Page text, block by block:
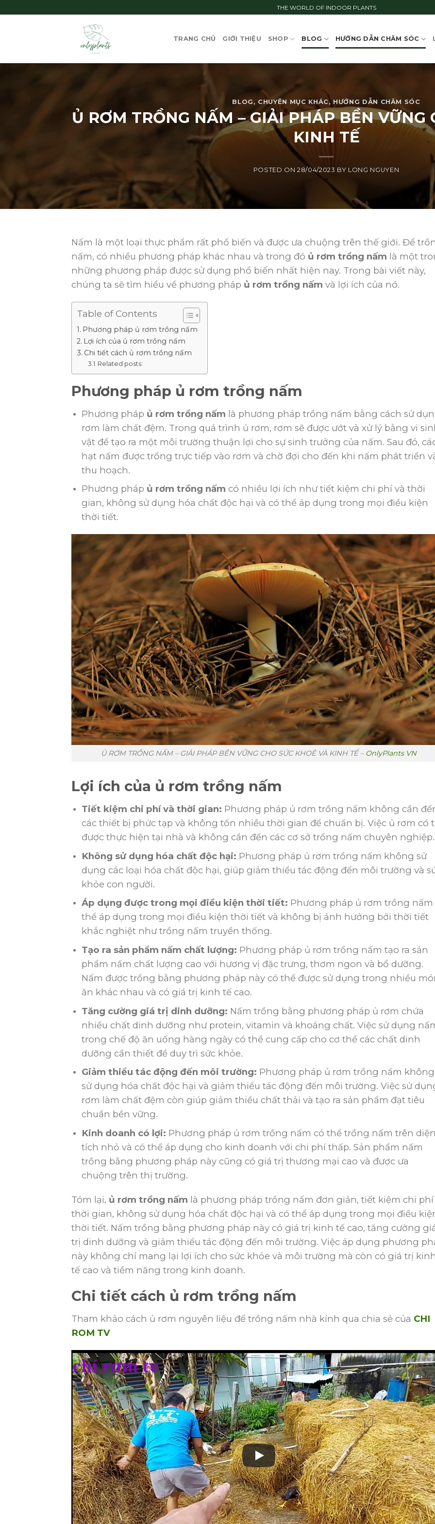
to
THE WORLD OF INDOOR PLANTS
TRANG CHỦ GIỚI THIỆU SHOP BLOG HƯỚNG DẪN CHĂM SÓC
BLOG , CHUYÊN MỤC KHÁC, HƯỚNG DẪN CHĂM SÓC
Ủ RƠM TRỒNG NẤM – GIẢI PHÁP BỀN VỮNG
KINH TẾ
POSTED ON28/04/2023 BY LONG NGUYEN
Nấm là một loại thực phẩm rất phổ biến và được ưa chuộng trên thế giới. Để
nấm, có nhiều phương pháp khác nhau và trong đó ủ rơm trồng nấm là một
những phương pháp được sử dụng phổ biến nhất hiện nay. Trong bài viết này,
chúng ta sẽ tìm hiểu về phương pháp ủ rơm trồng nấm và lợi ích của nó.
Table of Contents
Phương pháp ủ rơm trồng nấm
Lợi ích của ủ rơm trồng nấm
Chi tiết cách ủ rơm trồng nấm
Related posts:
Phương pháp ủ rơm trồng nấm
Phương pháp ủ rơm trồng nấm là phương pháp trồng nấm bằng cách sử
rơm làm chất đệm. Trong quá trình ủ rơm, rơm sẽ được ướt và xử lý bằng vi
vật để tạo ra một môi trường thuận lợi cho sự sinh trưởng của nấm. Sau đó,
hạt nấm được trồng trực tiếp vào rơm và chờ đợi cho đến khi nấm phát triển
thu hoạch.
Phương pháp ủ rơm trồng nấm có nhiều lợi ích như tiết kiệm chi phí và thời
gian, không sử dụng hóa chất độc hại và có thể áp dụng trong mọi điều kiện
thời tiết.
Ủ RƠM TRỒNG NẤM – GIẢI PHÁP BỀN VỮNG CHO SỨC KHOẺ VÀ KINH TẾ – OnlyPlants VN
Lợi ích của ủ rơm trồng nấm
Tiết kiệm chi phí và thời gian: Phương pháp ủ rơm trồng nấm không cần
các thiết bị phức tạp và không tốn nhiều thời gian để chuẩn bị. Việc ủ rơm có
được thực hiện tại nhà và không cần đến các cơ sở trồng nấm chuyên nghiệp.
Không sử dụng hóa chất độc hại: Phương pháp ủ rơm trồng nấm không sử
dụng các loại hóa chất độc hại, giúp giảm thiểu tác động đến môi trường và
khỏe con người.
Áp dụng được trong mọi điều kiện thời tiết: Phương pháp ủ rơm trồng nấm
thể áp dụng trong mọi điều kiện thời tiết và không bị ảnh hưởng bởi thời tiết
khắc nghiệt như trồng nấm truyền thống.
Tạo ra sản phẩm nấm chất lượng: Phương pháp ủ rơm trồng nấm tạo ra sản
phẩm nấm chất lượng cao với hương vị đặc trưng, thơm ngon và bổ dưỡng.
Nấm được trồng bằng phương pháp này có thể được sử dụng trong nhiều
ăn khác nhau và có giá trị kinh tế cao.
Tăng cường giá trị dinh dưỡng: Nấm trồng bằng phương pháp ủ rơm chứa
nhiều chất dinh dưỡng như protein, vitamin và khoáng chất. Việc sử dụng
trong chế độ ăn uống hàng ngày có thể cung cấp cho cơ thể các chất dinh
dưỡng cần thiết để duy trì sức khỏe.
Giảm thiểu tác động đến môi trường: Phương pháp ủ rơm trồng nấm không
sử dụng hóa chất độc hại và giảm thiểu tác động đến môi trường. Việc sử
rơm làm chất đệm còn giúp giảm thiểu chất thải và tạo ra sản phẩm đạt tiêu
chuẩn bền vững.
Kinh doanh có lợi: Phương pháp ủ rơm trồng nấm có thể trồng nấm trên diện
tích nhỏ và có thể áp dụng cho kinh doanh với chi phí thấp. Sản phẩm nấm
trồng bằng phương pháp này cũng có giá trị thương mại cao và được ưa
chuộng trên thị trường.
Tóm lại, ủ rơm trồng nấm là phương pháp trồng nấm đơn giản, tiết kiệm chi phí
thời gian, không sử dụng hóa chất độc hại và có thể áp dụng trong mọi điều
thời tiết. Nấm trồng bằng phương pháp này có giá trị kinh tế cao, tăng cường
trị dinh dưỡng và giảm thiểu tác động đến môi trường. Việc áp dụng phương
này không chỉ mang lại lợi ích cho sức khỏe và môi trường mà còn có giá trị kinh
tế cao và tiềm năng trong kinh doanh.
Chi tiết cách ủ rơm trồng nấm
Tham khảo cách ủ rơm nguyên liệu để trồng nấm nhà kính qua chia sẻ của CHI
ROM TV